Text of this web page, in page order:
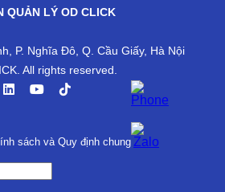
QUẢN LÝ OD CLICK
P. Nghĩa Đô, Q. Cầu Giấy, Hà Nội
All rights reserved.
sách và Quy định chung